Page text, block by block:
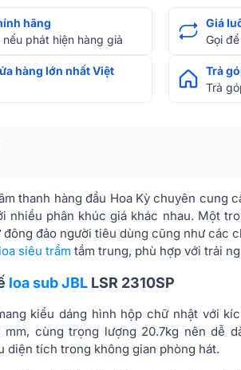
hãng
phát hiện hàng giả
Giá
Gọi
hàng lớn nhất Việt
Trả
Trả
thanh hàng đầu Hoa Kỳ chuyên cung
nhiều phân khúc giá khác nhau. Một
đảo người tiêu dùng cũng như các
loa siêu trầm tầm trung, phù hợp với trải
loa sub JBL LSR 2310SP
kiểu dáng hình hộp chữ nhật với
mm, cùng trọng lượng 20.7kg nên dễ
diện tích trong không gian phòng hát.